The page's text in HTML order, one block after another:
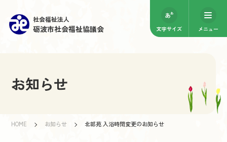
社会福祉法人
砺波市社会福祉協議会 文字サイズ メニュー
お知らせ
HOME お知らせ 北部苑 入浴時間変更のお知らせ